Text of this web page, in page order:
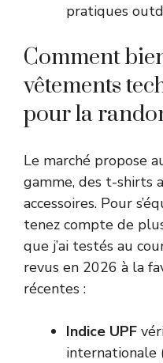
pratiques
Comment
vêtements
pour la
Le marché propose
gamme, des t-shirts
accessoires. Pour
tenez compte de
que j’ai testés au
revus en 2026 à la
récentes :
Indice UPF
internationale